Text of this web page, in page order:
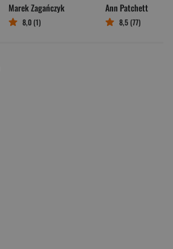
Marek Zagańczyk
8,0 (1)
Ann Patchett
8,5 (77)